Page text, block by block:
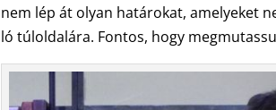
nem lép át olyan határokat, amelyeket
ló túloldalára. Fontos, hogy